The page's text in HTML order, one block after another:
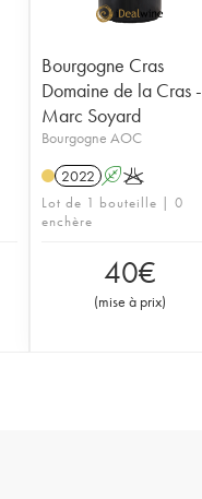
Bourgogne Cras
Domaine de la Cras -
Marc Soyard
Bourgogne AOC
2022 AK
Lot de 1 bouteille | 0
enchère
40€
(mise à prix)